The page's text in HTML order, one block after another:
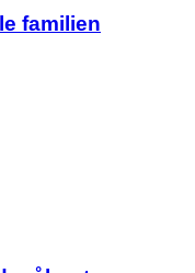
familien